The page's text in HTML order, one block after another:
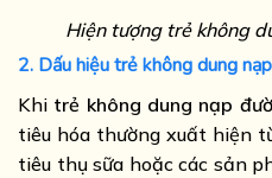
Hiện tượng trẻ không
2. Dấu hiệu trẻ không dung
Khi trẻ không dung nạp
tiêu hóa thường xuất hiện
tiêu thụ sữa hoặc các sản